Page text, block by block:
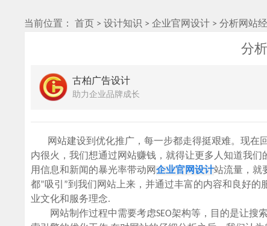
当前位置： 首页 >设计知识 >企业官网设计 >分析网站
分
古柏广告设计
助力企业品牌成长
网站建设到优化推广，每一步都走得挺艰难。现在
内很火，我们想通过网站赚钱，就得让更多人知道我
用信息和新闻的暴光率带动网企业官网设计站流量，就
都”吸引”到我们网站上来，并通过丰富的内容和良好
业文化和服务理念.
网站制作过程中需要考虑SEO架构等，目的是让搜